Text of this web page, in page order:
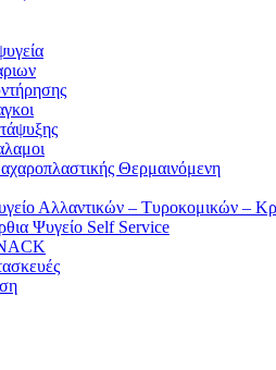
Θερμαινόμενη
Αλλαντικών – Τυροκομικών –
Ψυγείο Self Service